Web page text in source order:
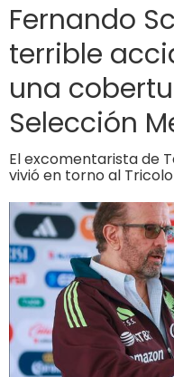
Fernando
terrible
una
Selección
El excomentarista de
vivió en torno al